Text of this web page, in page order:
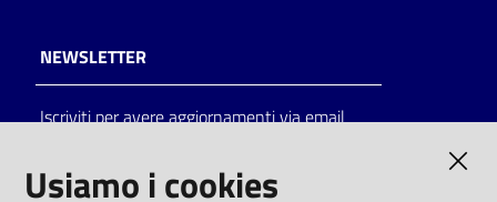
Catalogo
NEWSLETTER
Iscriviti per avere aggiornamenti via email
Usiamo i cookies